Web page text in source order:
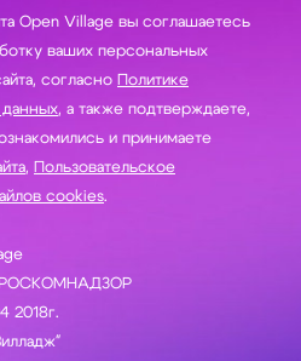
Open Village вы соглашаетесь
согласно Политике
данных, а также подтверждаете,
и принимаете
, Пользовательское
cookies.
РОСКОМНАДЗОР
2018г.